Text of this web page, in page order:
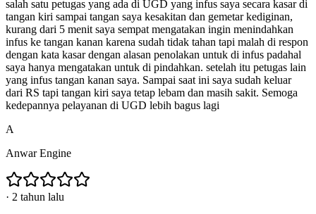
salah satu petugas yang ada di UGD yang infus saya secara kasar di
tangan kiri sampai tangan saya kesakitan dan gemetar kediginan,
kurang dari 5 menit saya sempat mengatakan ingin menindahkan
infus ke tangan kanan karena sudah tidak tahan tapi malah di respon
dengan kata kasar dengan alasan penolakan untuk di infus padahal
saya hanya mengatakan untuk di pindahkan. setelah itu petugas lain
yang infus tangan kanan saya. Sampai saat ini saya sudah keluar
dari RS tapi tangan kiri saya tetap lebam dan masih sakit. Semoga
kedepannya pelayanan di UGD lebih bagus lagi
A
Anwar Engine
· 2 tahun lalu